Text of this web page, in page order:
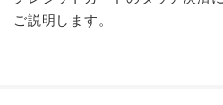
ご説明します。